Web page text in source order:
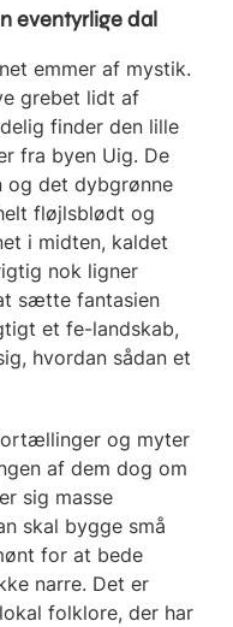
eventyrlige dal
emmer af mystik.
grebet lidt af
finder den lille
fra byen Uig. De
og det dybgrønne
fløjlsblødt og
i midten, kaldet
nok ligner
sætte fantasien
et fe-landskab,
hvordan sådan et
og myter
af dem dog om
sig masse
skal bygge små
for at bede
narre. Det er
folklore, der har